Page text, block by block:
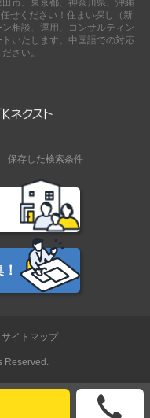
市、東京都、神奈川県、沖縄
せください！住まい探し（新
相談、運用、コンサルティン
いたします。中国語での対応
さい。
保存した検索条件
サイトマップ
Reserved.